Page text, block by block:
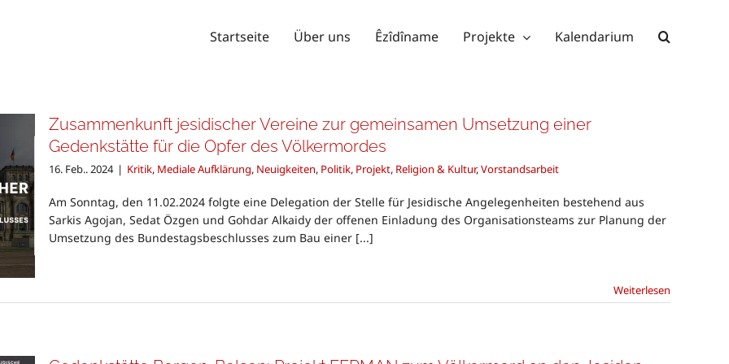
Startseite Über uns Êzîdîname Projekte Kalendarium
Zusammenkunft jesidischer Vereine zur gemeinsamen Umsetzung einer
Gedenkstätte für die Opfer des Völkermordes
16. Feb.. 2024 | Kritik, Mediale Aufklärung, Neuigkeiten, Politik, Projekt, Religion & Kultur,Vorstandsarbeit
Am Sonntag, den 11.02.2024 folgte eine Delegation der Stelle für Jesidische Angelegenheiten bestehend aus
Sarkis Agojan, Sedat Özgen und Gohdar Alkaidy der offenen Einladung des Organisationsteams zur Planung der
Umsetzung des Bundestagsbeschlusses zum Bau einer [...]
Weiterlesen